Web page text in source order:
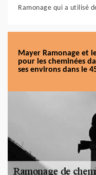
Ramonage qui a utilisé
Mayer Ramonage et
pour les cheminées
ses environs dans le